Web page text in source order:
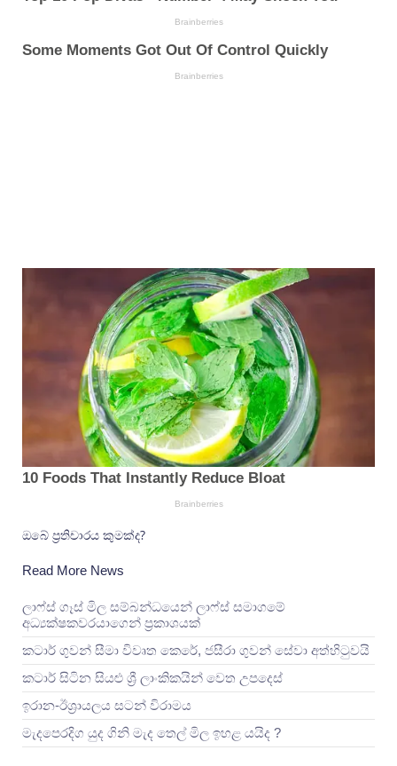
ඔබේ ප්‍රතිචාරය කුමක්ද?
Read More News
ලාෆ්ස් ගෑස් මිල සම්බන්ධයෙන් ලාෆ්ස් සමාගමේ
අධ්‍යක්ෂකවරයාගෙන් ප්‍රකාශයක්
කටාර් ගුවන් සීමා විවෘත කෙරේ, ජසීරා ගුවන් සේවා අත්හි‍ටුවයි
කටාර් සිටින සියළු ශ්‍රී ලාංකිකයින් වෙත උපදෙස්
ඉරාන-ඊශ්‍රායලය සටන් විරාමය
මැදපෙරදිග යුද ගිනි මැද තෙල් මිල ඉහළ යයිද ?